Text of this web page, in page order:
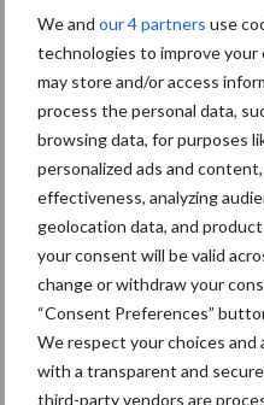
We and our 4 partners use
technologies to improve
may store and/or access
process the personal data,
browsing data, for purposes
personalized ads and
effectiveness, analyzing
geolocation data, and
your consent will be valid
change or withdraw your
“Consent Preferences”
We respect your choices
with a transparent and
third-party vendors are
Primaire
Sidebar
Recent nieuws
6 aug
"Hoge
Kunstmeststrooier